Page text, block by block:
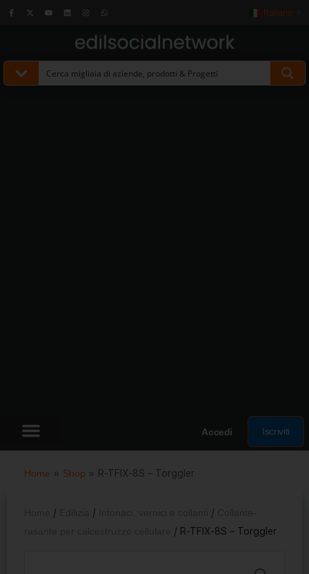
Italiano
Accedi Iscriviti
Home » Shop » R-TFIX-8S – Torggler
/ / /
/ R-TFIX-8S – Torggler